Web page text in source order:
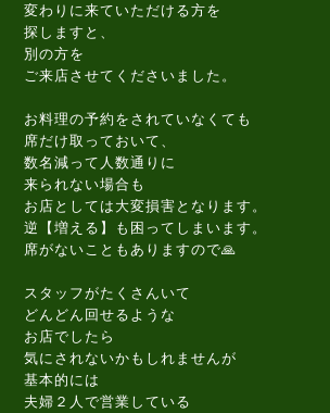
変わりに来ていただける方を
探しますと、
別の方を
ご来店させてくださいました。
お料理の予約をされていなくても
席だけ取っておいて、
数名減って人数通りに
来られない場合も
お店としては大変損害となります。
逆【増える】も困ってしまいます。
席がないこともありますので🙏
スタッフがたくさんいて
どんどん回せるような
お店でしたら
気にされないかもしれませんが
基本的には
夫婦２人で営業している